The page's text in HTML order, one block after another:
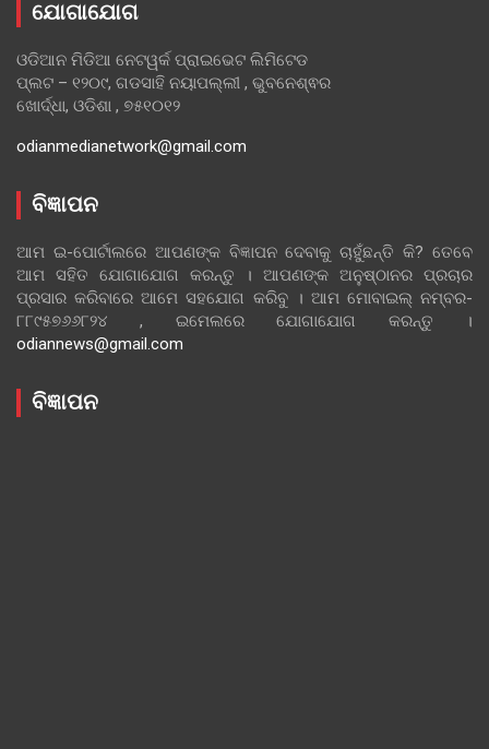
ଯୋଗାଯୋଗ
ଓଡିଆନ ମିଡିଆ ନେଟୱର୍କ ପ୍ରାଇଭେଟ ଲିମିଟେଡ
ପ୍ଲଟ – ୧୨୦୯, ଗଡସାହି ନୟାପଲ୍ଲୀ , ଭୁବନେଶ୍ଵର
ଖୋର୍ଦ୍ଧା, ଓଡିଶା , ୭୫୧୦୧୨
odianmedianetwork@gmail.com
ବିଜ୍ଞାପନ
ଆମ ଇ-ପୋର୍ଟାଲରେ ଆପଣଙ୍କ ବିଜ୍ଞାପନ ଦେବାକୁ ଚାହୁଁଛନ୍ତି କି? ତେବେ
ଆମ ସହିତ ଯୋଗାଯୋଗ କରନ୍ତୁ । ଆପଣଙ୍କ ଅନୁଷ୍ଠାନର ପ୍ରଚାର
ପ୍ରସାର କରିବାରେ ଆମେ ସହଯୋଗ କରିବୁ । ଆମ ମୋବାଇଲ୍ ନମ୍ବର-
୮୮୯୫୭୬୬୮୨୪ , ଇମେଲରେ ଯୋଗାଯୋଗ କରନ୍ତୁ ।
odiannews@gmail.com
ବିଜ୍ଞାପନ